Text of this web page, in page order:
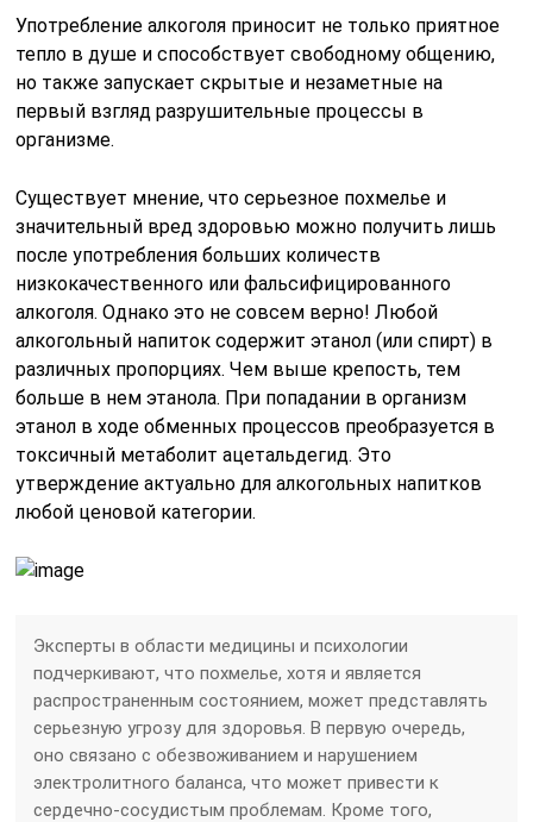
Употребление алкоголя приносит не только приятное
тепло в душе и способствует свободному общению,
но также запускает скрытые и незаметные на
первый взгляд разрушительные процессы в
организме.
Существует мнение, что серьезное похмелье и
значительный вред здоровью можно получить лишь
после употребления больших количеств
низкокачественного или фальсифицированного
алкоголя. Однако это не совсем верно! Любой
алкогольный напиток содержит этанол (или спирт) в
различных пропорциях. Чем выше крепость, тем
больше в нем этанола. При попадании в организм
этанол в ходе обменных процессов преобразуется в
токсичный метаболит ацетальдегид. Это
утверждение актуально для алкогольных напитков
любой ценовой категории.
Эксперты в области медицины и психологии
подчеркивают, что похмелье, хотя и является
распространенным состоянием, может представлять
серьезную угрозу для здоровья. В первую очередь,
оно связано с обезвоживанием и нарушением
электролитного баланса, что может привести к
сердечно-сосудистым проблемам. Кроме того,